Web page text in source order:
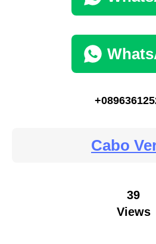
Cabo
39
Views